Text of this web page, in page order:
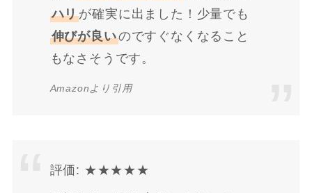
ハリが確実に出ました！少量でも
伸びが良いのですぐなくなること
もなさそうです。
Amazonより引用
評価: ★★★★★